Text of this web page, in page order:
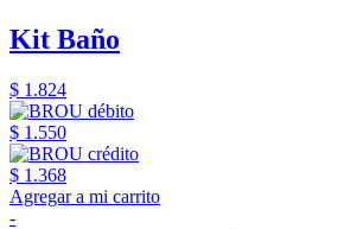
Kit Baño
$ 1.824
$ 1.550
$ 1.368
Agregar a mi carrito
-